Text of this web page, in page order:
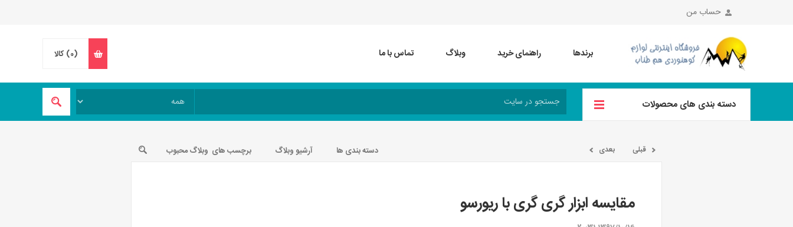
حساب من
برندها راهنمای خرید وبلاگ تماس با ما (0) کالا
دسته بندی های محصولات
قبلی بعدی
مقایسه ابزار گری گری با ریورسو
دسته بندی ها آرشیو وبلاگ برچسب های وبلاگ محبوب